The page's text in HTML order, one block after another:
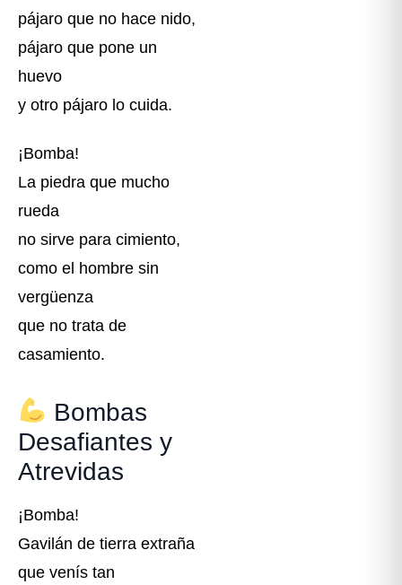
pájaro que no hace nido,
pájaro que pone un
huevo
y otro pájaro lo cuida.
¡Bomba!
La piedra que mucho
rueda
no sirve para cimiento,
como el hombre sin
vergüenza
que no trata de
casamiento.
Bombas
Desafiantes y
Atrevidas
¡Bomba!
Gavilán de tierra extraña
que venís tan